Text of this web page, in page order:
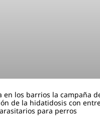
en los barrios la campaña
de la hidatidosis con
para perros